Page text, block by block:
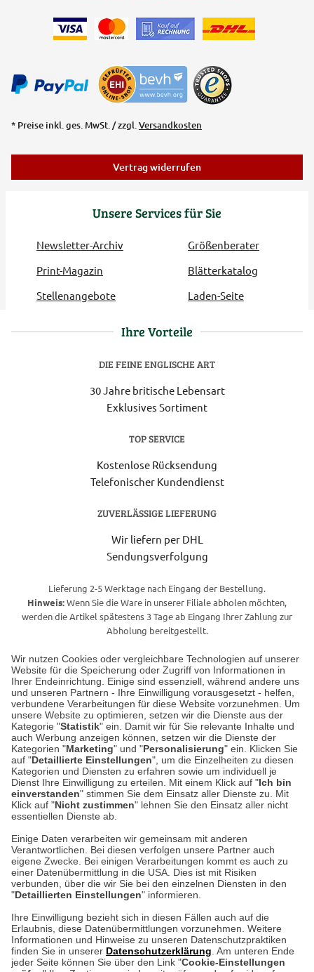
Wir nutzen Cookies oder vergleichbare Technologien auf unserer
Website für die Speicherung oder Zugriff von Informationen in
Ihrer Endeinrichtung. Einige sind essenziell, während andere uns
und unseren Partnern - Ihre Einwilligung vorausgesetzt - helfen,
verbundene Verarbeitungen für diese Website vorzunehmen. Um
unsere Website zu optimieren, setzen wir die Dienste aus der
Kategorie "Statistik" ein. Damit wir für Sie relevante Inhalte und
auch Werbung anzeigen können, setzen wir die Dienste der
Kategorien "Marketing" und "Personalisierung" ein. Klicken Sie
auf "Detaillierte Einstellungen", um die Einzelheiten zu diesen
Kategorien und Diensten zu erfahren sowie um individuell je
Dienst Ihre Einwilligung zu erteilen. Mit einem Klick auf "Ich bin
einverstanden" stimmen Sie dem Einsatz aller Dienste zu. Mit
Klick auf "Nicht zustimmen" lehnen Sie den Einsatz aller nicht
essentiellen Dienste ab.
Einige Daten verarbeiten wir gemeinsam mit anderen
Verantwortlichen. Bei diesen verfolgen unsere Partner auch
eigene Zwecke. Bei einigen Verarbeitungen kommt es auch zu
einer Datenübermittlung in die USA. Dies ist mit Risiken
verbunden, über die wir Sie bei den einzelnen Diensten in den
"Detaillierten Einstellungen" informieren.
Ihre Einwilligung bezieht sich in diesen Fällen auch auf die
Erlaubnis, diese Datenübermittlungen vorzunehmen. Weitere
Informationen und Hinweise zu unseren Datenschutzpraktiken
finden Sie in unserer Datenschutzerklärung . Am unteren Ende
jeder Seite können Sie über den Link "Cookie-Einstellungen
Unsere Services für Sie
Newsletter-Archiv
Größenberater
Print-Magazin
Blätterkatalog
Stellenangebote
Laden-Seite
* Preise inkl. ges. MwSt. / zzgl.Versandkosten
Vertrag widerrufen
Ihre Vorteile
DIE FEINE ENGLISCHE ART
30 Jahre britische Lebensart
Exklusives Sortiment
TOP SERVICE
Kostenlose Rücksendung
Telefonischer Kundendienst
ZUVERLÄSSIGE LIEFERUNG
Wir liefern per DHL
Sendungsverfolgung
Lieferung 2-5 Werktage nach Eingang der Bestellung.
Hinweis:Wenn Sie die Ware in unserer Filiale abholen möchten,
werden die Artikel spätestens 3 Tage ab Eingang Ihrer Zahlung zur
Abholung bereitgestellt.
Unser Geschäft in Meckenheim
Auf dem Steinbüchel 6
53340 Meckenheim
Montag bis Samstag 9:00 Uhr bis 18:00 Uhr
weitere Information
Hier finden Sie uns im Netz
Kontakt
Umwelt und Entsorgung
Zur Echtheit von Bewertungen
Hinweisgeber-Schutzgesetz
Barrierefreiheit unserer Website
Cookie-Einstellungen in Ihrem Browser
ACHTUNG!
Ihr Browser speichert aktuell keine Cookies!